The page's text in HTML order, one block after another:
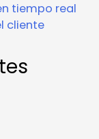
tiempo real
cliente